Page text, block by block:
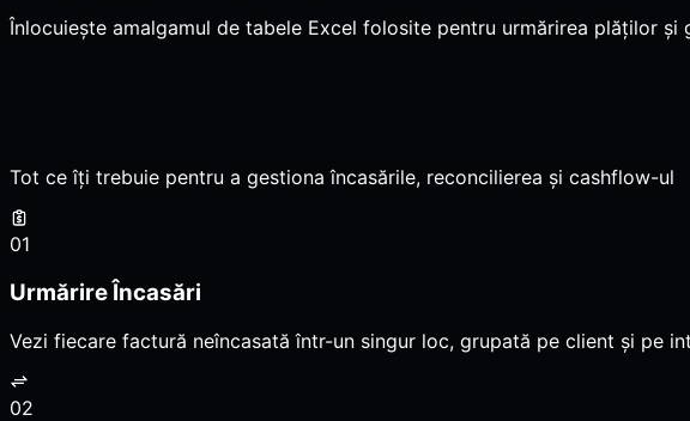
Înlocuiește amalgamul de tabele Excel folosite pentru urmărirea plăților
Tot ce îți trebuie pentru a gestiona încasările, reconcilierea și cashflow-ul
01
Urmărire Încasări
Vezi fiecare factură neîncasată într-un singur loc, grupată pe client și pe
02